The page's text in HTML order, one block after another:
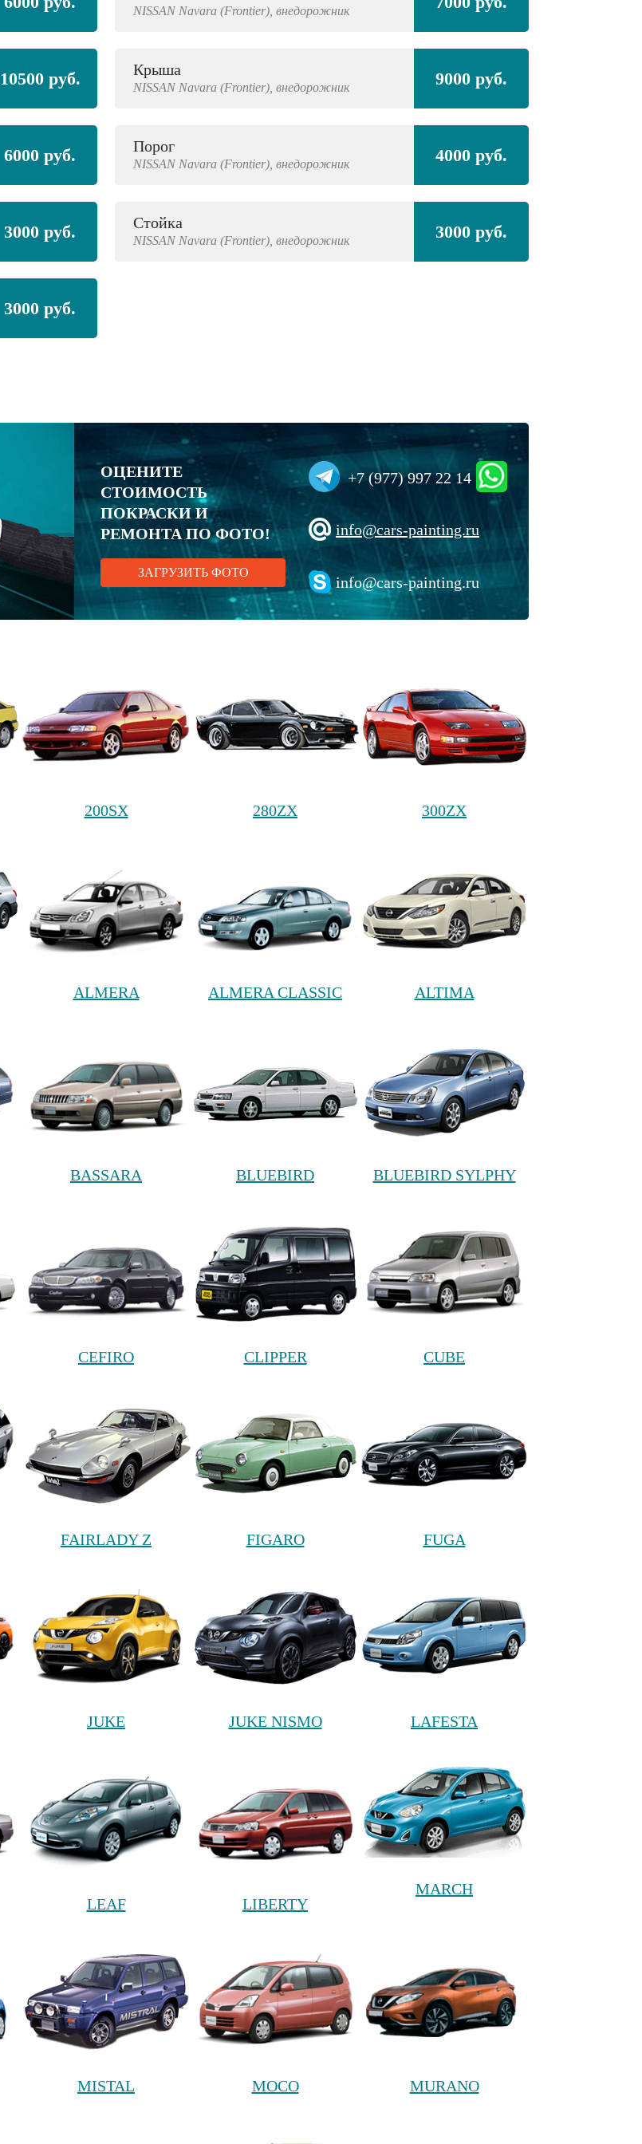
NISSAN Navara (Frontier), внедорожник
10500 руб. Крыша
NISSAN Navara (Frontier), внедорожник 9000 руб.
6000 руб. Порог
NISSAN Navara (Frontier), внедорожник 4000 руб.
3000 руб. Стойка
NISSAN Navara (Frontier), внедорожник 3000 руб.
3000 руб.
ОЦЕНИТЕ
СТОИМОСТЬ
ПОКРАСКИ И
РЕМОНТА ПО ФОТО!
ЗАГРУЗИТЬ ФОТО
+7 (977) 997 22 14
info@cars-painting.ru
info@cars-painting.ru
200SX 280ZX 300ZX
ALMERA ALMERA CLASSIC ALTIMA
BASSARA BLUEBIRD BLUEBIRD SYLPHY
CEFIRO CLIPPER CUBE
FAIRLADY Z FIGARO FUGA
JUKE JUKE NISMO LAFESTA
LEAF LIBERTY
MARCH
MISTAL MOCO MURANO